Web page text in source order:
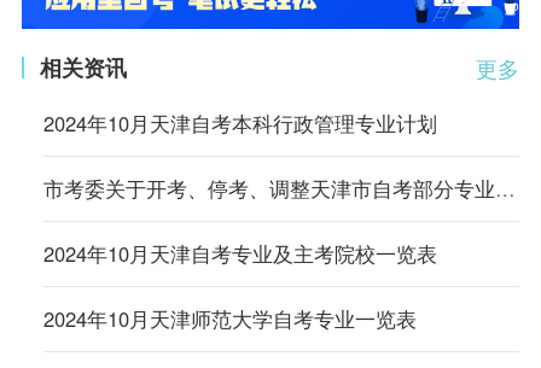
更多
相关资讯
2024年10月天津自考本科行政管理专业计划
市考委关于开考、停考、调整天津市自考部分专业的通知
2024年10月天津自考专业及主考院校一览表
2024年10月天津师范大学自考专业一览表